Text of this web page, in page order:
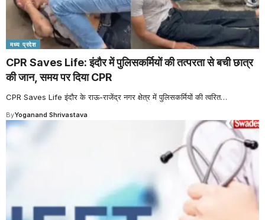
मध्य प्रदेश
CPR Saves Life: इंदौर में पुलिसकर्मियों की तत्परता से बची छात्र
की जान, समय पर दिया CPR
CPR Saves Life इंदौर के राऊ-राजेंद्र नगर क्षेत्र में पुलिसकर्मियों की त्वरित…
ByYoganand Shrivastava